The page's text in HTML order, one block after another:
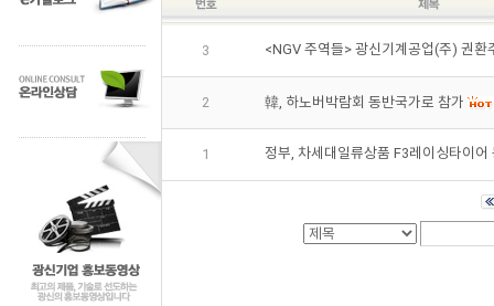
3 <NGV 주역들> 광신기계공업(주) 권환
2 韓, 하노버박람회 동반국가로 참가
1 정부, 차세대일류상품 F3레이싱타이